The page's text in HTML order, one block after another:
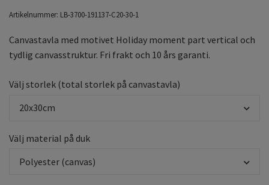
Artikelnummer: LB-3700-191137-C20-30-1
Canvastavla med motivet Holiday moment part vertical och
tydlig canvasstruktur. Fri frakt och 10 års garanti.
Välj storlek (total storlek på canvastavla)
20x30cm
Välj material på duk
Polyester (canvas)